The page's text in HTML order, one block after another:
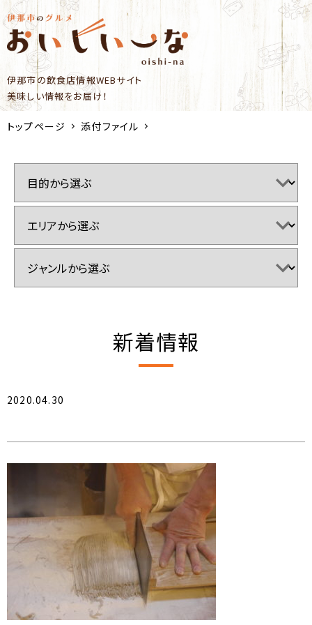
伊那市の飲食店情報WEBサイト
美味しい情報をお届け！
トップページ 添付ファイル
新着情報
2020.04.30